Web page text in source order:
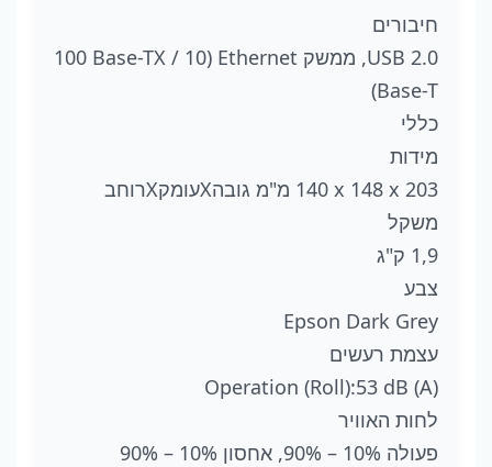
חיבורים
USB 2.0, ממשק Ethernet‏ (‎100 Base-TX / 10
Base-T)
כללי
מידות
140‎ x 148 x 203 מ"מ גובהXעומקXרוחב
משקל
1,9 ק"ג
צבע
Epson Dark Grey
עצמת רעשים
Operation (Roll):53 dB (A)
לחות האוויר
פעולה 10% – 90%, אחסון 10% – 90%